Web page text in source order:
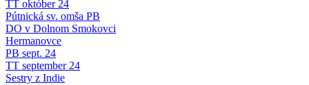
TT október 24
Pútnická sv. omša PB
DO v Dolnom Smokovci
Hermanovce
PB sept. 24
TT september 24
Sestry z Indie